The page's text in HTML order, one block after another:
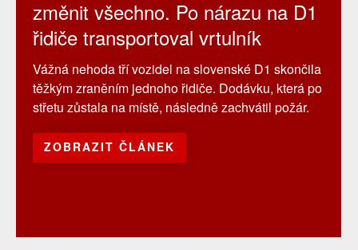
změnit všechno. Po nárazu na D1
řidiče transportoval vrtulník
Vážná nehoda tří vozidel na slovenské D1 skončila
těžkým zraněním jednoho řidiče. Dodávku, která po
střetu zůstala na místě, následně zachvátil požár.
ZOBRAZIT ČLÁNEK